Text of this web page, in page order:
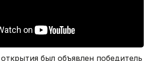
был объявлен победитель